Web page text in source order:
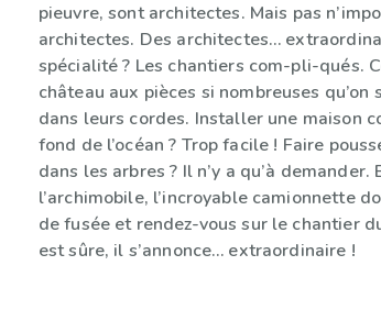
pieuvre, sont architectes. Mais pas
architectes. Des architectes…
spécialité ? Les chantiers com-pli-qués.
château aux pièces si nombreuses qu’on
dans leurs cordes. Installer une maison
fond de l’océan ? Trop facile ! Faire
dans les arbres ? Il n’y a qu’à demander.
l’archimobile, l’incroyable camionnette
de fusée et rendez-vous sur le chantier
est sûre, il s’annonce… extraordinaire !